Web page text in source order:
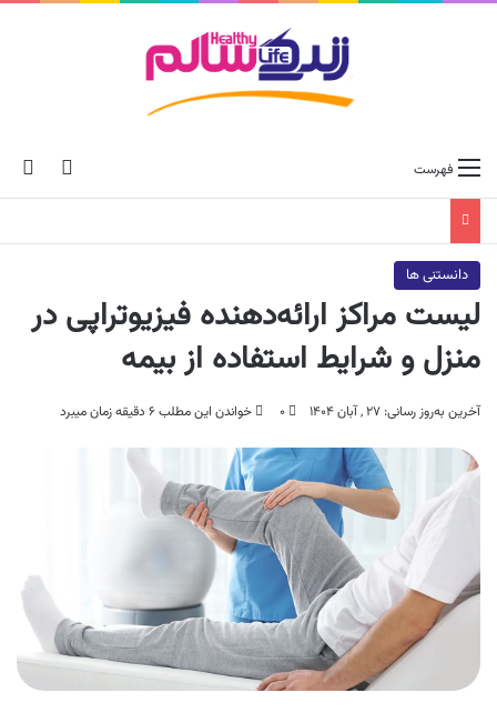
skin فهرست
دانستنی ها
لیست مراکز ارائه‌دهنده فیزیوتراپی در
منزل و شرایط استفاده از بیمه
آخرین به‌روز رسانی: ۲۷ , آبان ۱۴۰۴ ۰ خواندن این مطلب ۶ دقیقه زمان میبرد